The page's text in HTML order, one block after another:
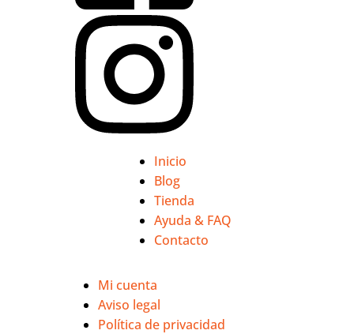
Inicio
Blog
Tienda
Ayuda & FAQ
Contacto
Mi cuenta
Aviso legal
Política de privacidad